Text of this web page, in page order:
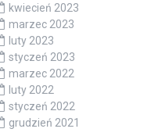
kwiecień 2023
marzec 2023
luty 2023
styczeń 2023
marzec 2022
luty 2022
styczeń 2022
grudzień 2021